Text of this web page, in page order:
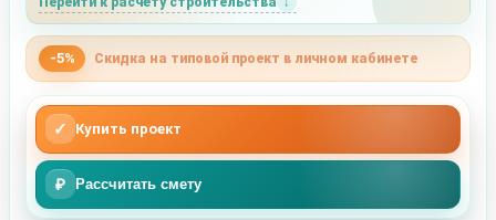
-5% Скидка на типовой проект в личном кабинете
✓ Купить проект
₽ Рассчитать смету